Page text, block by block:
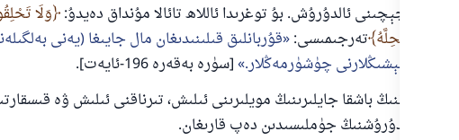
وَلَا
يَبْلُغَ الْهَدْيُ مَحِلَّهُ تەرجىمىسى: قۇربانلىق قىلىنىدىغان مال جايىغا (يەنى
يەتمىگىچە بېشىڭلارنى چۈشۈرمەڭلار. [سۈرە بەقەرە 196-ئايەت].
ئالىملاربەدەننىڭ باشقا جايلىرىنىڭ مويلىرىنى ئىلىش، تىرناقنى ئىلىش ۋە
چېچىنى ئالدۇرۇشنىڭ جۈملىسىدىن دەپ قارىغان.